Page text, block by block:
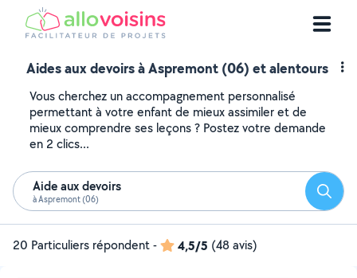
Aides aux devoirs à Aspremont (06) et alentours
Vous cherchez un accompagnement personnalisé
permettant à votre enfant de mieux assimiler et de
mieux comprendre ses leçons ? Postez votre demande
en 2 clics...
Aide aux devoirs
à Aspremont (06)
20 Particuliers répondent- 4,5/5 (48 avis)